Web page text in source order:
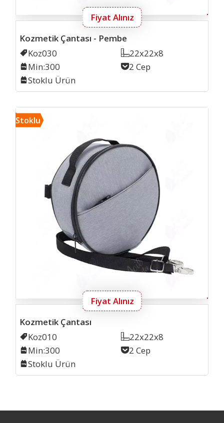
Fiyat Alınız
Kozmetik Çantası - Pembe
Kodu
Koz030 Ölçü
22x22x8
Min. İmalat
Min:300 Cep Sayısı
2 Cep
Stok
Stoklu Ürün
Stoklu
Fiyat Alınız
Kozmetik Çantası
Kodu
Koz010 Ölçü
22x22x8
Min. İmalat
Min:300 Cep Sayısı
2 Cep
Stok
Stoklu Ürün